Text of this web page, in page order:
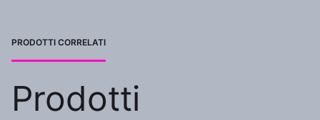
PRODOTTI CORRELATI
Prodotti